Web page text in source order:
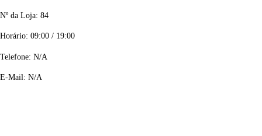
Nº da Loja: 84
Horário: 09:00 / 19:00
Telefone: N/A
E-Mail: N/A